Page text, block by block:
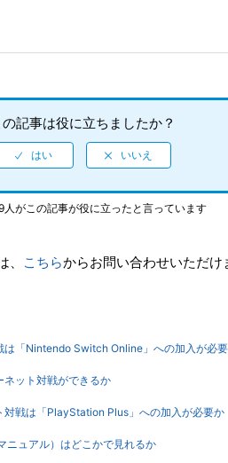
の記事は役に立ちましたか？
人がこの記事が役に立ったと言っています
こちらからお問い合わせいただけ
は「Nintendo Switch Online」への加入が必
ネット対戦ができるか
対戦は「PlayStation Plus」への加入が必要か
ニュアル）はどこかで見れるか